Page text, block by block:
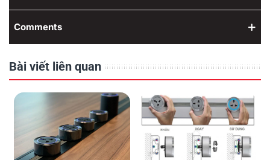
Comments
Bài viết liên quan